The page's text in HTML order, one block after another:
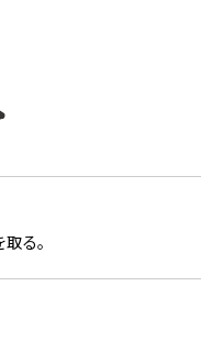
LINE
る。